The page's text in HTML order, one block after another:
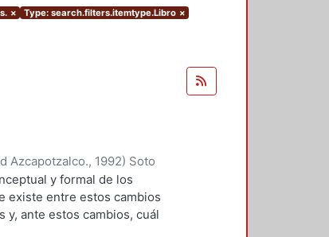
× Type: search.filters.itemtype.Libro ×
Azcapotzalco., 1992) Soto
y formal de los
existe entre estos cambios
y, ante estos cambios, cuál